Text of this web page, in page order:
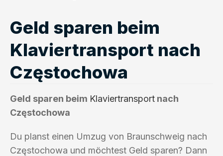
Geld sparen beim
Klaviertransport nach
Częstochowa
Geld sparen beim Klaviertransport nach
Częstochowa
Du planst einen Umzug von Braunschweig nach
Częstochowa und möchtest Geld sparen? Dann